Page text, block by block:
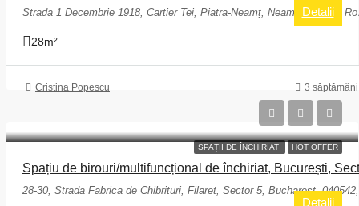
Strada
28m²
Detalii
Cristina Popescu 3
SPAȚII DE ÎNCHIRIAT HOT OFFER
Detalii